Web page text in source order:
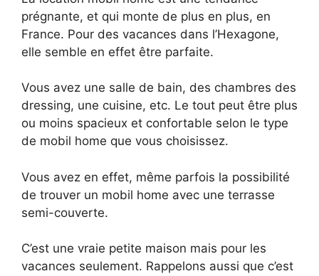
prégnante, et qui monte de plus en plus, en
France. Pour des vacances dans l’Hexagone,
elle semble en effet être parfaite.
Vous avez une salle de bain, des chambres des
dressing, une cuisine, etc. Le tout peut être plus
ou moins spacieux et confortable selon le type
de mobil home que vous choisissez.
Vous avez en effet, même parfois la possibilité
de trouver un mobil home avec une terrasse
semi-couverte.
C’est une vraie petite maison mais pour les
vacances seulement. Rappelons aussi que c’est